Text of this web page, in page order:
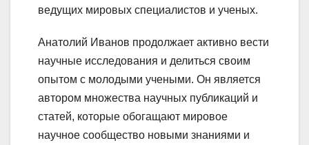
ведущих мировых специалистов и ученых.
Анатолий Иванов продолжает активно вести
научные исследования и делиться своим
опытом с молодыми учеными. Он является
автором множества научных публикаций и
статей, которые обогащают мировое
научное сообщество новыми знаниями и